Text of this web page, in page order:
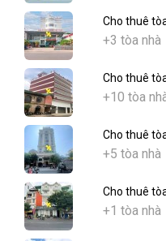
Cho thuê
+3 tòa nhà
Cho thuê
+10 tòa
Cho thuê
+5 tòa nhà
Cho thuê
+1 tòa nhà